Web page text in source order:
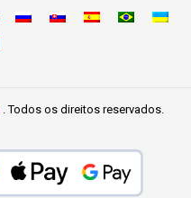
. Todos os direitos reservados.